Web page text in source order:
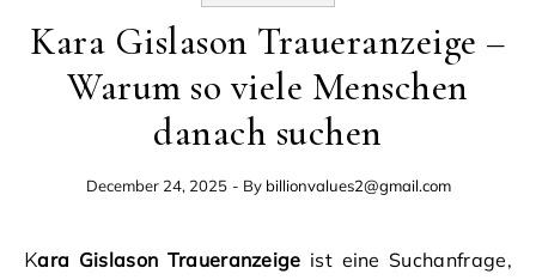
Kara Gislason Traueranzeige –
Warum so viele Menschen
danach suchen
December 24, 2025 - By billionvalues2@gmail.com
Kara Gislason Traueranzeige ist eine Suchanfrage,